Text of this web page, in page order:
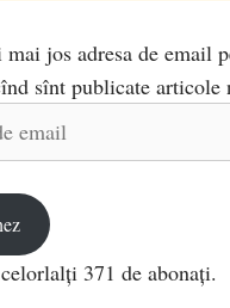
jos adresa de email
sînt publicate articole
371 de abonați.